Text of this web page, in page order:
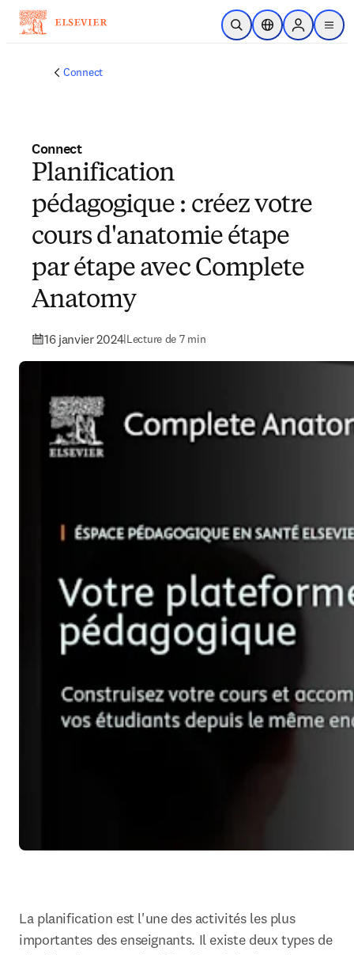
Passer au contenu principal
Ouvrir la recherche
Sélecteur de
Sign in to
menu
Connect
Connect
Planification
pédagogique : créez votre
cours d'anatomie étape
par étape avec Complete
Anatomy
16 janvier 2024|Lecture de 7 min
La planification est l'une des activités les plus
importantes des enseignants. Il existe deux types de